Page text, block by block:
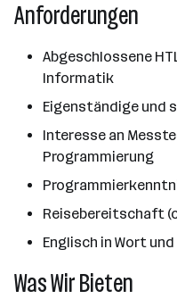
Anforderungen
Abgeschlossene
Informatik
Eigenständige und
Interesse an
Programmierung
Reisebereitschaft
Englisch in Wort
Was Wir Bieten